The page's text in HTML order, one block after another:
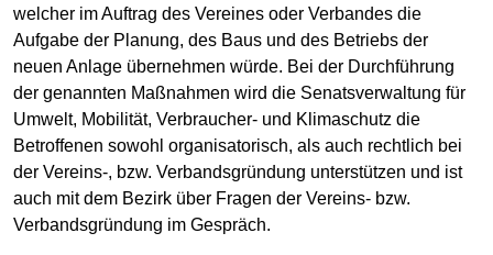
welcher im Auftrag des Vereines oder Verbandes die
Aufgabe der Planung, des Baus und des Betriebs der
neuen Anlage übernehmen würde. Bei der Durchführung
der genannten Maßnahmen wird die Senatsverwaltung für
Umwelt, Mobilität, Verbraucher- und Klimaschutz die
Betroffenen sowohl organisatorisch, als auch rechtlich bei
der Vereins-, bzw. Verbandsgründung unterstützen und ist
auch mit dem Bezirk über Fragen der Vereins- bzw.
Verbandsgründung im Gespräch.